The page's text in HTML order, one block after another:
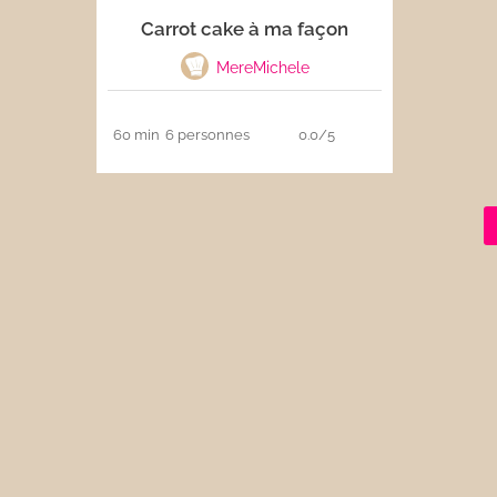
Boissons
Carrot cake à ma façon
MereMichele
60 min 6 personnes 0.0/5